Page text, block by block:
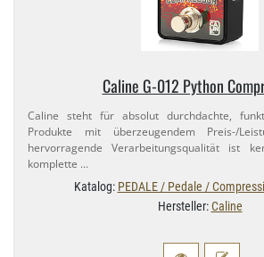
Caline G-​012 Python
Caline steht für absolut durchdachte,
Produkte mit überzeugendem Preis-​/
hervorragende Verarbeitungsqualität ist
komplette …
Katalog: PEDALE / Pedale /
Hersteller:Caline